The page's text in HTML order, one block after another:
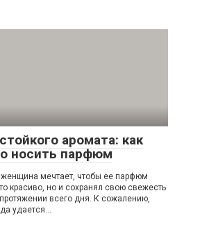
аромата: как
носить парфюм
мечтает, чтобы ее парфюм
красиво, но и сохранял свою свежесть
всего дня. К сожалению,
удается…